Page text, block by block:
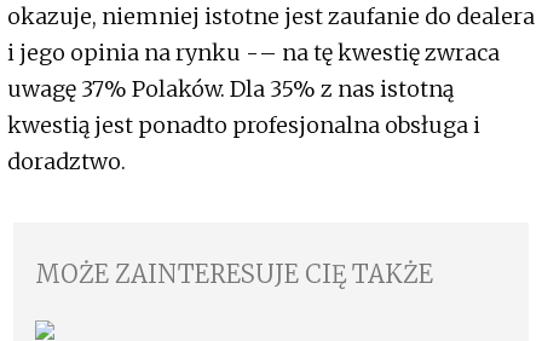
okazuje, niemniej istotne jest zaufanie do dealera
i jego opinia na rynku -– na tę kwestię zwraca
uwagę 37% Polaków. Dla 35% z nas istotną
kwestią jest ponadto profesjonalna obsługa i
doradztwo.
MOŻE ZAINTERESUJE CIĘ TAKŻE